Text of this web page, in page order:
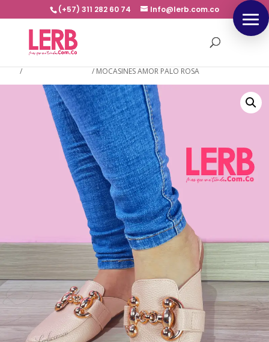
(+57) 311 282 60 74 Info@lerb.com.co
/ / MOCASINES AMOR PALO ROSA